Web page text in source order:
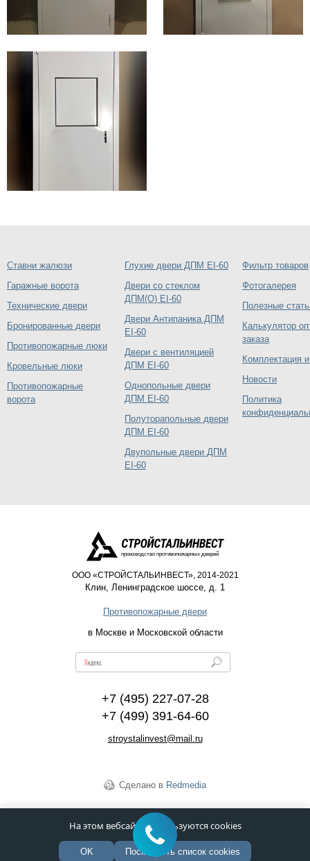
Ставни жалюзи
Гаражные ворота
Технические двери
Бронированные двери
Противопожарные люки
Кровельные люки
Противопожарные
ворота
Глухие двери ДПМ EI-60
Двери со стеклом
ДПМ(О) EI-60
Двери Антипаника ДПМ
EI-60
Двери с вентиляцией
ДПМ EI-60
Однопольные двери
ДПМ EI-60
Полуторапольные двери
ДПМ EI-60
Двупольные двери ДПМ
EI-60
Фильтр товаров
Фотогалерея
Полезные
Калькулятор
заказа
Комплектация
Новости
Политика
производство противопожарных дверей
ООО «СТРОЙСТАЛЬИНВЕСТ», 2014-2021
Клин Ленинградское шоссе, д. 1
Противопожарные двери
в Москве и Московской области
+7 (495) 227-07-28
+7 (499) 391-64-60
stroystalinvest@mail.ru
Сделано в Redmedia
На этом вебсайте используются cookies
OK Посмотреть список cookies